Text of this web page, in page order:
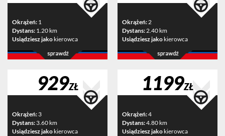
Okrążeń: 1
Dystans: 1.20 km
Usiądziesz jako kierowca
Okrążeń:2
Dystans:2.40 km
Usiądziesz jako kierowca
929ZŁ
Okrążeń: 3
Dystans: 3.60 km
Usiądziesz jako kierowca
1199ZŁ
Okrążeń:4
Dystans:4.80 km
Usiądziesz jako kierowca